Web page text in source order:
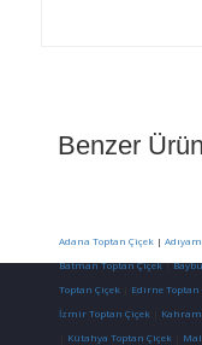
Benzer
Adana Toptan Çiçek|
Batman Toptan Çiçek|
Toptan Çiçek
Edirne Toptan
İzmir Toptan Çiçek
Kütahya Toptan Çiçek